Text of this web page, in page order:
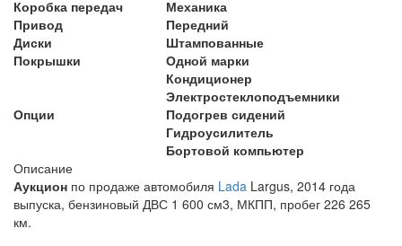
Коробка передач
Механика
Привод
Передний
Диски
Штампованные
Покрышки
Одной марки
Опции
Кондиционер
Электростеклоподъемники
Подогрев сидений
Гидроусилитель
Бортовой компьютер
Описание
Аукцион по продаже автомобиля Lada Largus, 2014 года
выпуска, бензиновый ДВС 1 600 см3, МКПП, пробег 226 265
км.